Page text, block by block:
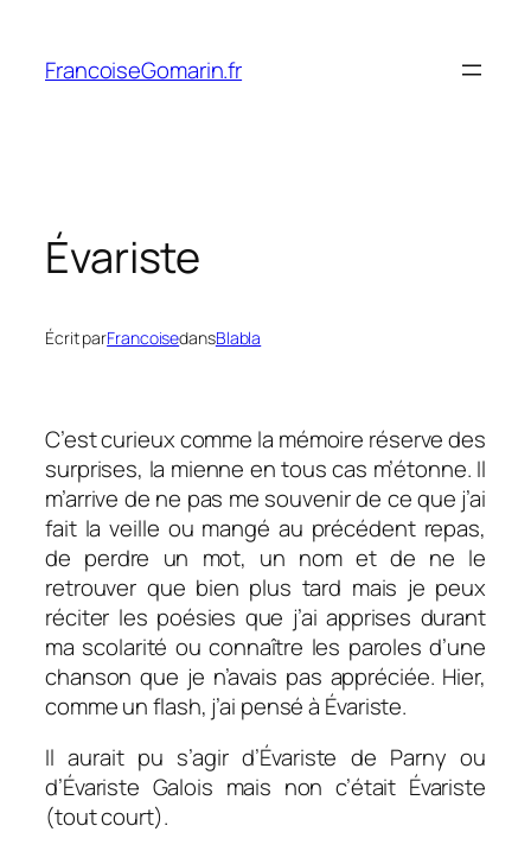
contenu
FrancoiseGomarin.fr
Évariste
Écrit parFrancoisedansBlabla
C’est curieux comme la mémoire réserve des
surprises, la mienne en tous cas m’étonne. Il
m’arrive de ne pas me souvenir de ce que j’ai
fait la veille ou mangé au précédent repas,
de perdre un mot, un nom et de ne le
retrouver que bien plus tard mais je peux
réciter les poésies que j’ai apprises durant
ma scolarité ou connaître les paroles d’une
chanson que je n’avais pas appréciée. Hier,
comme un flash, j’ai pensé à Évariste.
Il aurait pu s’agir d’Évariste de Parny ou
d’Évariste Galois mais non c’était Évariste
(tout court).